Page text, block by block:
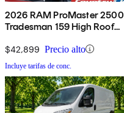
2026 RAM ProMaster 2500
Tradesman 159 High Roof
$42,899 Precio alto
Incluye tarifas de conc.